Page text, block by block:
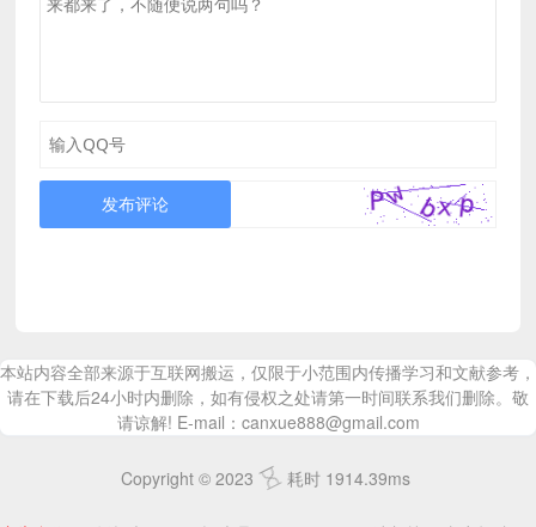
发布评论
本站内容全部来源于互联网搬运，仅限于小范围内传播学习和文献参考，
请在下载后24小时内删除，如有侵权之处请第一时间联系我们删除。敬
请谅解! E-mail：canxue888@gmail.com
Copyright © 2023 耗时 1914.39ms